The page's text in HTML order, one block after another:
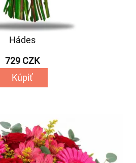
Hádes
729 CZK
Kúpiť